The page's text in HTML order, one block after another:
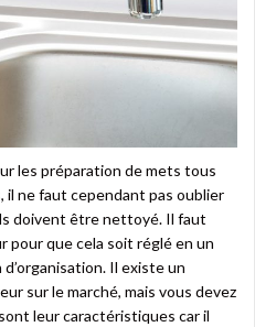
les préparation de mets tous
il ne faut cependant pas oublier
doivent être nettoyé. Il faut
pour que cela soit réglé en un
Il existe un
sur le marché, mais vous devez
leur caractéristiques car il